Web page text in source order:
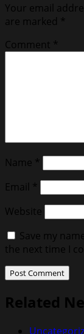
Your email
are marked *
Comment *
Name *
Email
*
Website
Save my
the next time I
Related